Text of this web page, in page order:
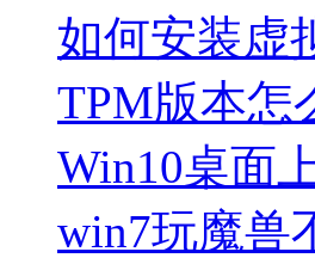
如何安装虚
TPM版本怎
Win10桌面
win7玩魔兽